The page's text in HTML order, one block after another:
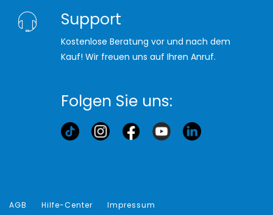
Support
Kostenlose Beratung vor und nach dem
Kauf! Wir freuen uns auf Ihren Anruf.
Folgen Sie uns:
AGB Hilfe-Center Impressum